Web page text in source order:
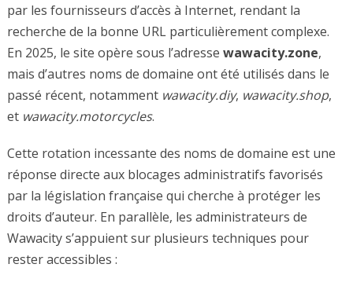
par les fournisseurs d’accès à Internet, rendant la
recherche de la bonne URL particulièrement complexe.
En 2025, le site opère sous l’adresse wawacity.zone,
mais d’autres noms de domaine ont été utilisés dans le
passé récent, notamment wawacity.diy, wawacity.shop,
et wawacity.motorcycles.
Cette rotation incessante des noms de domaine est une
réponse directe aux blocages administratifs favorisés
par la législation française qui cherche à protéger les
droits d’auteur. En parallèle, les administrateurs de
Wawacity s’appuient sur plusieurs techniques pour
rester accessibles :